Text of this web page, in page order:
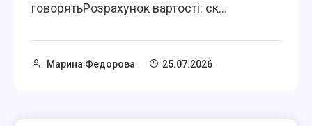
говорятьРозрахунок вартості: ск...
Марина Федорова 25.07.2026